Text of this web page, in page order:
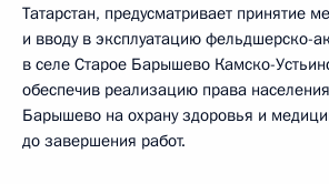
Татарстан, предусматривает принятие
и вводу в эксплуатацию фельдшерско-
в селе Старое Барышево Камско-
обеспечив реализацию права
Барышево на охрану здоровья и
до завершения работ.